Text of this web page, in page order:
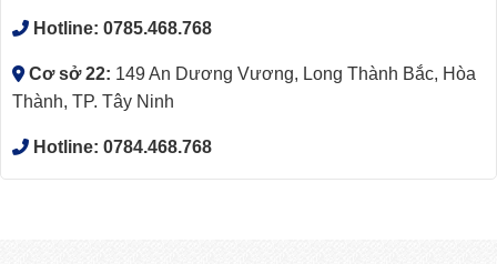
Hotline: 0785.468.768
Cơ sở 22: 149 An Dương Vương, Long Thành Bắc, Hòa
Thành, TP. Tây Ninh
Hotline: 0784.468.768